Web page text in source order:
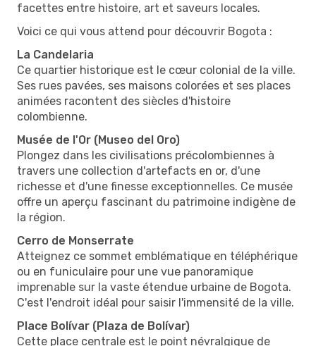
facettes entre histoire, art et saveurs locales.
Voici ce qui vous attend pour découvrir Bogota :
La Candelaria
Ce quartier historique est le cœur colonial de la ville.
Ses rues pavées, ses maisons colorées et ses places
animées racontent des siècles d'histoire
colombienne.
Musée de l'Or (Museo del Oro)
Plongez dans les civilisations précolombiennes à
travers une collection d'artefacts en or, d'une
richesse et d'une finesse exceptionnelles. Ce musée
offre un aperçu fascinant du patrimoine indigène de
la région.
Cerro de Monserrate
Atteignez ce sommet emblématique en téléphérique
ou en funiculaire pour une vue panoramique
imprenable sur la vaste étendue urbaine de Bogota.
C'est l'endroit idéal pour saisir l'immensité de la ville.
Place Bolívar (Plaza de Bolívar)
Cette place centrale est le point névralgique de